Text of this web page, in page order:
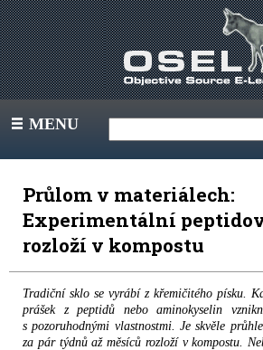
III MENU
Průlom v materiálech:
Experimentální
rozloží v kompostu
Tradiční sklo se vyrábí z křemičitého písku.
prášek z peptidů nebo aminokyselin
s pozoruhodnými vlastnostmi. Je skvěle
za pár týdnů až měsíců rozloží v kompostu.